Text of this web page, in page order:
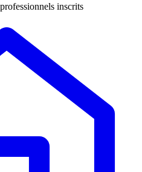
inscrits